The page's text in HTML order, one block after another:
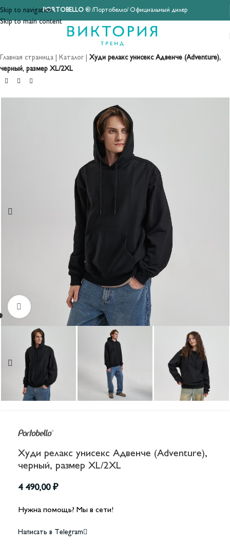
Skip to navigation
Skip to main content
PORTOBELLO® /Портобелло/ Официальный дилер
Главная страница Каталог
Худи релакс унисекс Адвенче (Adventure),
черный, размер XL/2XL
Увеличить
Худи релакс унисекс Адвенче (Adventure),
черный, размер XL/2XL
4 490,00 ₽
Нужна помощь? Мы в сети!
Написать в Telegram